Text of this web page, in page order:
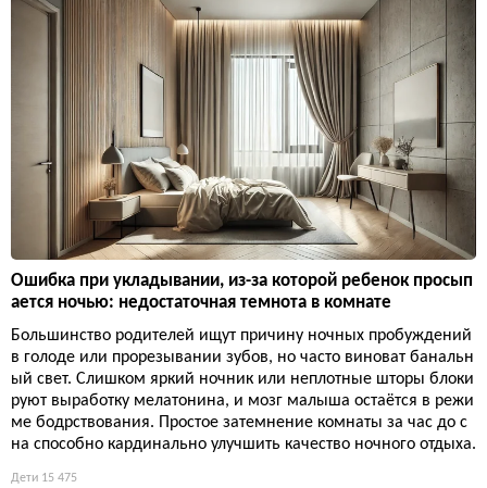
Ошибка при укладывании, из-за которой ребенок просып
ается ночью: недостаточная темнота в комнате
Большинство родителей ищут причину ночных пробуждений
в голоде или прорезывании зубов, но часто виноват банальн
ый свет. Слишком яркий ночник или неплотные шторы блоки
руют выработку мелатонина, и мозг малыша остаётся в режи
ме бодрствования. Простое затемнение комнаты за час до с
на способно кардинально улучшить качество ночного отдыха.
Дети 15 475